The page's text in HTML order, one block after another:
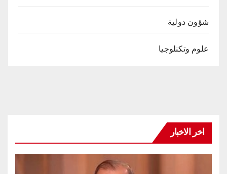
شؤون دولية
علوم وتكنلوجيا
اخر الاخبار